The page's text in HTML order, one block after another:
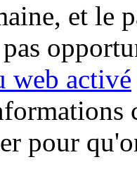
et le
web activé
pour